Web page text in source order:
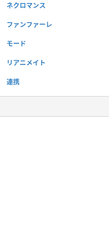
ネクロマンス
ファンファーレ
モード
リアニメイト
連携